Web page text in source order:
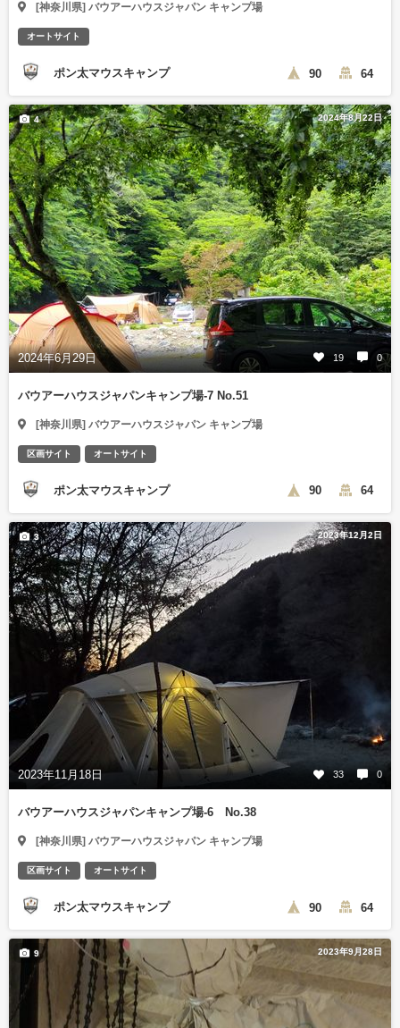
[神奈川県] バウアーハウスジャパン キャンプ場
オートサイト
ポン太マウスキャンプ 90 64
2024年8月22日
2024年6月29日 19 0
4
バウアーハウスジャパンキャンプ場-7 No.51
[神奈川県] バウアーハウスジャパン キャンプ場
区画サイト オートサイト
ポン太マウスキャンプ 90 64
2023年12月2日
2023年11月18日 33 0
3
バウアーハウスジャパンキャンプ場-6 No.38
[神奈川県] バウアーハウスジャパン キャンプ場
区画サイト オートサイト
ポン太マウスキャンプ 90 64
2023年9月28日
9